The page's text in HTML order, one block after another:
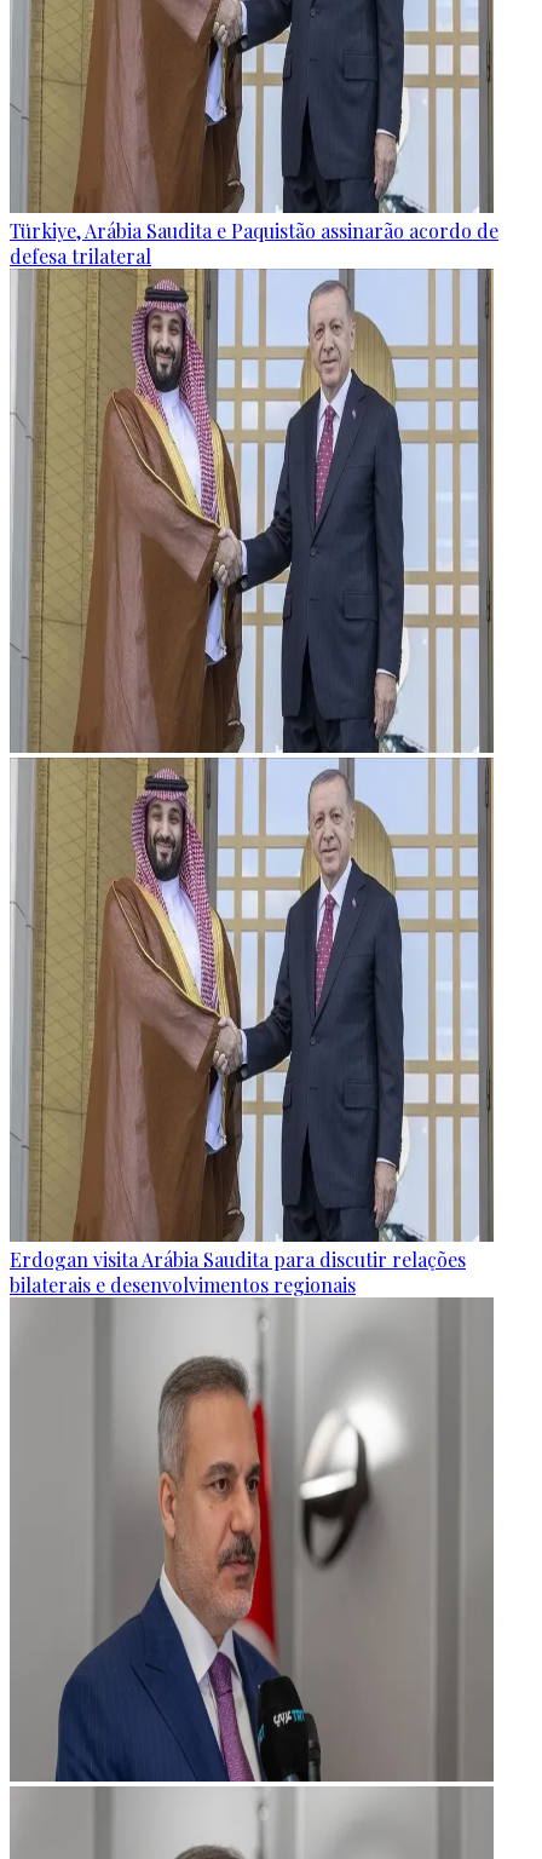
Türkiye, Arábia Saudita e Paquistão assinarão acordo de
defesa trilateral
Erdogan visita Arábia Saudita para discutir relações
bilaterais e desenvolvimentos regionais